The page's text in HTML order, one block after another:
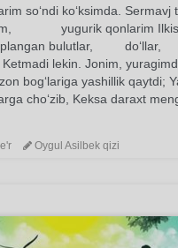
so‘ndi ko‘ksimda.
yugurik qonlarim Ilkis
bulutlar,
lekin. Jonim,
bog‘lariga yashillik qaytdi;
cho‘zib, Keksa daraxt
Oygul Asilbek qizi